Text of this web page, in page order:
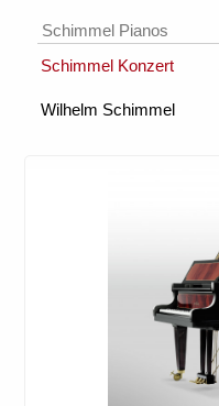
Schimmel Pianos
Schimmel Konzert
Wilhelm Schimmel